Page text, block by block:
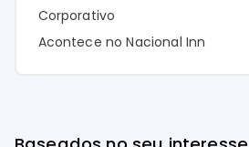
Corporativo
Acontece no Nacional Inn